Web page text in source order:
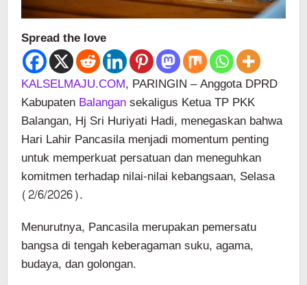
Spread the love
KALSELMAJU.COM, PARINGIN – Anggota DPRD
KabupatenBalangansekaligus Ketua TP PKK
Balangan, Hj Sri Huriyati Hadi, menegaskan bahwa
Hari Lahir Pancasila menjadi momentum penting
untuk memperkuat persatuan dan meneguhkan
komitmen terhadap nilai-nilai kebangsaan, Selasa
(2/6/2026).
Menurutnya, Pancasila merupakan pemersatu
bangsa di tengah keberagaman suku, agama,
budaya, dan golongan.